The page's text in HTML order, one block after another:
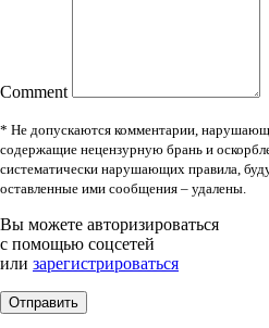
Comment
* Не допускаются комментарии,
содержащие нецензурную брань и
систематически нарушающих правила,
оставленные ими сообщения – удалены.
Вы можете авторизироваться
с помощью соцсетей
или зарегистрироваться